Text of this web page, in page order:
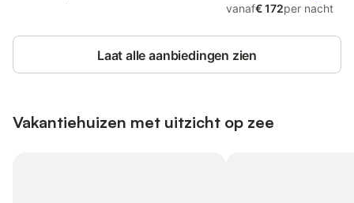
vanaf€ 172per nacht
Laat alle aanbiedingen zien
Vakantiehuizen met uitzicht op zee